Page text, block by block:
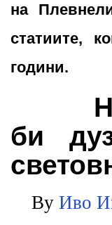
на
статиите,
години.
На
би
By Иво